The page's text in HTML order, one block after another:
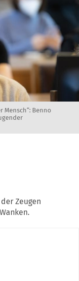
Mensch“: Benno
Zeugen